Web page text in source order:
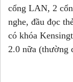
cổng LAN, 2
nghe, đầu đọc
có khóa
2.0 nữa (thường